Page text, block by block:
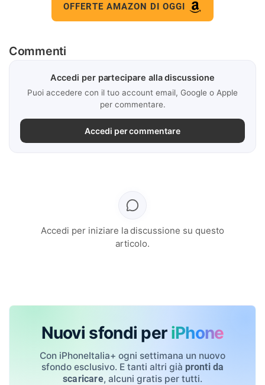
OFFERTE AMAZON DI OGGI
Commenti
Accedi per partecipare alla discussione
Puoi accedere con il tuo account email, Google o Apple
per commentare.
Accedi per commentare
Accedi per iniziare la discussione su questo
articolo.
Nuovi sfondi per iPhone
Con iPhoneItalia+ ogni settimana un nuovo
sfondo esclusivo. E tanti altri già pronti da
scaricare, alcuni gratis per tutti.